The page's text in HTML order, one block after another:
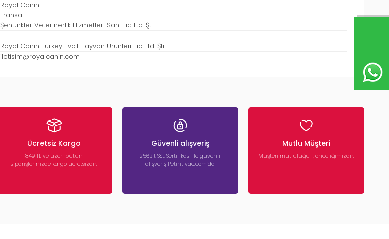
Royal Canin
Fransa
Şentürkler Veterinerlik Hizmetleri San. Tic. Ltd. Şti.
Royal Canin Turkey Evcil Hayvan Ürünleri Tic. Ltd. Şti.
iletisim@royalcanin.com
Ücretsiz Kargo
849 TL ve üzeri bütün
siparişlerinizde kargo ücretsizdir.
Güvenli alışveriş
256Bit SSL Sertifikası ile güvenli
alışveriş Petihtiyac.com’da
Mutlu Müşteri
Müşteri mutluluğu 1. önceliğimizdir.